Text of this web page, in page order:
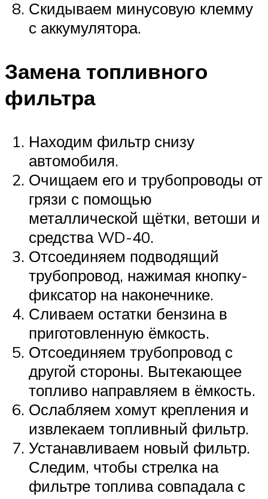
Скидываем минусовую клемму
с аккумулятора.
Замена топливного
фильтра
Находим фильтр снизу
автомобиля.
Очищаем его и трубопроводы от
грязи с помощью
металлической щётки, ветоши и
средства WD-40.
Отсоединяем подводящий
трубопровод, нажимая кнопку-
фиксатор на наконечнике.
Сливаем остатки бензина в
приготовленную ёмкость.
Отсоединяем трубопровод с
другой стороны. Вытекающее
топливо направляем в ёмкость.
Ослабляем хомут крепления и
извлекаем топливный фильтр.
Устанавливаем новый фильтр.
Следим, чтобы стрелка на
фильтре топлива совпадала с